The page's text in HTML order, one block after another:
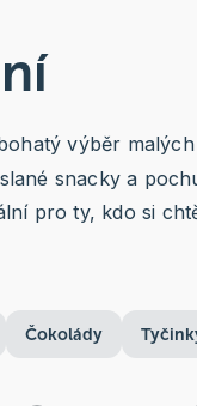
výběr
snacky a
pro ty, kdo si
Čokolády